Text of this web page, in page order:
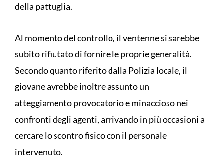
della pattuglia.
Al momento del controllo, il ventenne si sarebbe
subito rifiutato di fornire le proprie generalità.
Secondo quanto riferito dalla Polizia locale, il
giovane avrebbe inoltre assunto un
atteggiamento provocatorio e minaccioso nei
confronti degli agenti, arrivando in più occasioni a
cercare lo scontro fisico con il personale
intervenuto.